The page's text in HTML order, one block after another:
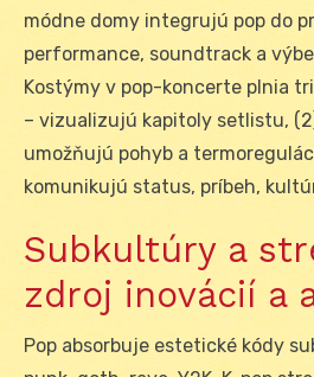
módne domy integrujú pop do
performance, soundtrack a
Kostýmy v pop-koncerte plnia
– vizualizujú kapitoly setlistu,
umožňujú pohyb a
komunikujú status, príbeh,
Subkultúry a
zdroj inovácií a
Pop absorbuje estetické kódy